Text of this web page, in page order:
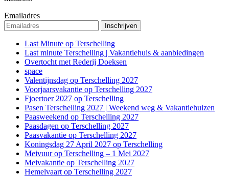
Emailadres
Last Minute op Terschelling
Last minute Terschelling | Vakantiehuis & aanbiedingen
Overtocht met Rederij Doeksen
space
Valentijnsdag op Terschelling 2027
Voorjaarsvakantie op Terschelling 2027
Fjoertoer 2027 op Terschelling
Pasen Terschelling 2027 | Weekend weg & Vakantiehuizen
Paasweekend op Terschelling 2027
Paasdagen op Terschelling 2027
Paasvakantie op Terschelling 2027
Koningsdag 27 April 2027 op Terschelling
Meivuur op Terschelling – 1 Mei 2027
Meivakantie op Terschelling 2027
Hemelvaart op Terschelling 2027